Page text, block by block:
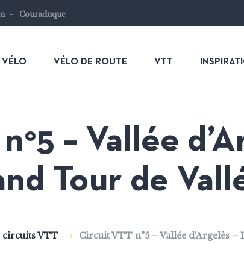
Couraduque
VÉLO VÉLO DE ROUTE VTT
– Vallée
Tour de
circuits VTT Circuit VTT n°5 – Vallée d’Argelès –